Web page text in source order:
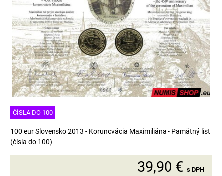
ČÍSLA DO 100
100 eur Slovensko 2013 - Korunovácia Maximiliána - Pamätný list
(čísla do 100)
39,90 € s DPH